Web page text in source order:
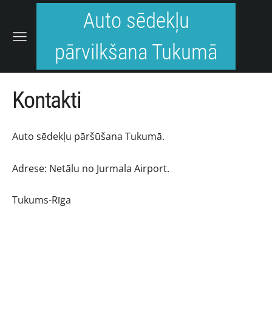
Auto sēdekļu
pārvilkšana Tukumā
Kontakti
Auto sēdekļu pāršūšana Tukumā.
Adrese: Netālu no Jurmala Airport.
Tukums-Rīga